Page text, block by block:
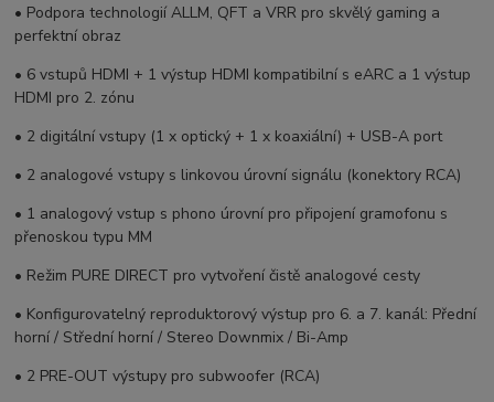
• Podpora technologiíALLM, QFT a VRR pro skvělý gaming a
perfektní obraz
• 6 vstupů HDMI + 1 výstup HDMI kompatibilní s eARC a 1 výstup
HDMI pro 2. zónu
• 2 digitální vstupy (1 x optický + 1 x koaxiální) + USB-A port
• 2 analogové vstupy s linkovou úrovní signálu (konektory RCA)
• 1 analogový vstup s phono úrovní pro připojení gramofonu s
přenoskou typu MM
• Režim PURE DIRECT pro vytvoření čistě analogové cesty
• Konfigurovatelný reproduktorový výstup pro 6. a 7. kanál: Přední
horní / Střední horní / Stereo Downmix / Bi-Amp
• 2 PRE-OUT výstupy pro subwoofer (RCA)